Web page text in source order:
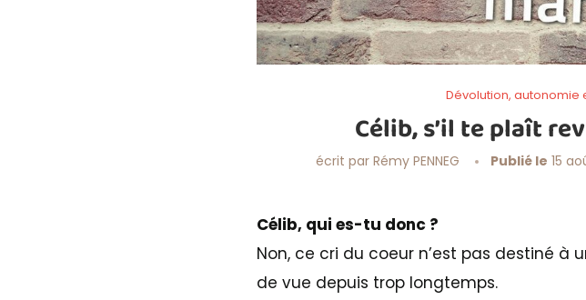
Dévolution,
Célib, s’il te plaît
écrit par Rémy PENNEG Publié le 15
Célib, qui es-tu donc ?
Non, ce cri du coeur n’est pas destiné
de vue depuis trop longtemps.